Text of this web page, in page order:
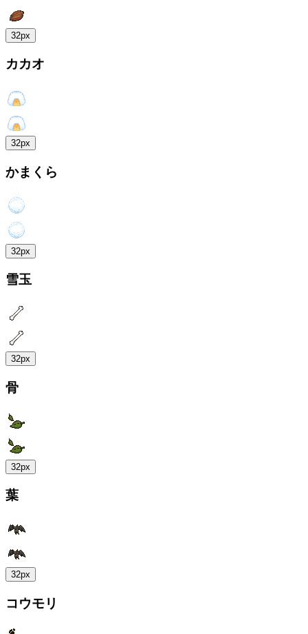
32px
カカオ
32px
かまくら
32px
雪玉
32px
骨
32px
葉
32px
コウモリ